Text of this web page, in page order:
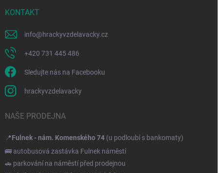
KONTAKT
info@hrackyvzdelavacky.cz
+420 731 445 486
Sledujte nás na Facebooku
hrackyvzdelavacky
NAŠE PRODEJNA
📍Fulnek - nám. Komenského 74 (u podloubí s bankomaty)
🚌 autobusová zastávka Fulnek náměstí
🚗 parkování na náměstí před prodejnou